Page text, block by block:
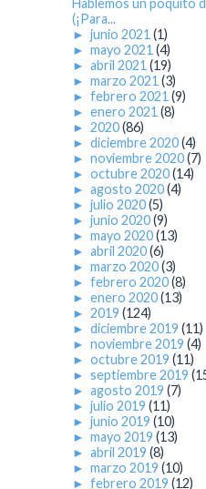
Hablemos un poquito
(¡Para...
► junio 2021 (1)
► mayo 2021 (4)
► abril 2021 (19)
► marzo 2021 (3)
► febrero 2021 (9)
► enero 2021 (8)
► 2020(86)
► diciembre 2020(4)
► noviembre 2020(7)
► octubre 2020(14)
► agosto 2020(4)
► julio 2020(5)
► junio 2020(9)
► mayo 2020(13)
► abril 2020(6)
► marzo 2020(3)
► febrero 2020(8)
► enero 2020(13)
► 2019 (124)
► diciembre 2019 (11)
► noviembre 2019 (4)
► octubre 2019 (11)
► septiembre 2019
► agosto 2019 (7)
► julio 2019 (11)
► junio 2019 (10)
► mayo 2019 (13)
► abril 2019 (8)
► marzo 2019 (10)
► febrero 2019 (12)